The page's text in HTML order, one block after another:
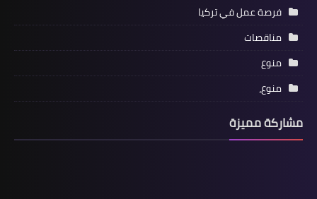
فرصة عمل في تركيا
مناقصات
منوع
منوع،
مشاركة مميزة